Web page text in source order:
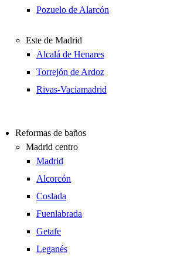
Pozuelo de Alarcón
Este de Madrid
Alcalá de Henares
Torrejón de Ardoz
Rivas-Vaciamadrid
Reformas de baños
Madrid centro
Madrid
Alcorcón
Coslada
Fuenlabrada
Getafe
Leganés